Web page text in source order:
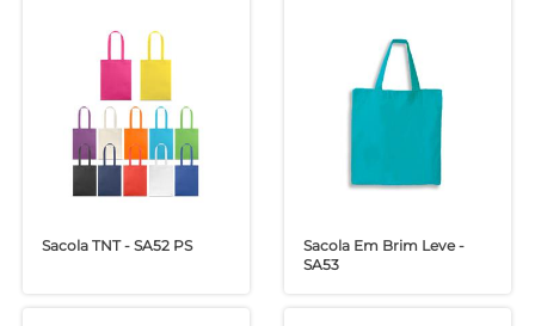
Sacola TNT - SA52 PS
Sacola Em Brim Leve -
SA53